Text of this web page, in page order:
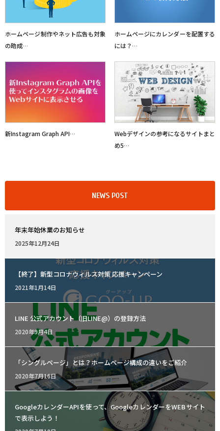
ホームページ制作やネット広告も対象
の助成…
ホームページにカレンダーを配置する
には？…
新Instagram Graph API…
Webデザインの参考になるサイトまと
め5…
NEWS POST
年末年始休業のお知らせ
Posted
2025年12月24日
【終了】新型コロナウィルス対策 応援キャンペーン
Posted
2021年1月14日
LINE 公式アカウント（旧LINE@）の登録方法
Posted
2020年9月4日
「シングルページ」とは？ホームページ構成の違いをご紹介
Posted
2020年7月16日
GoogleカレンダーAPIを使って、GoogleカレンダーをWEBサイト
で表示しよう！